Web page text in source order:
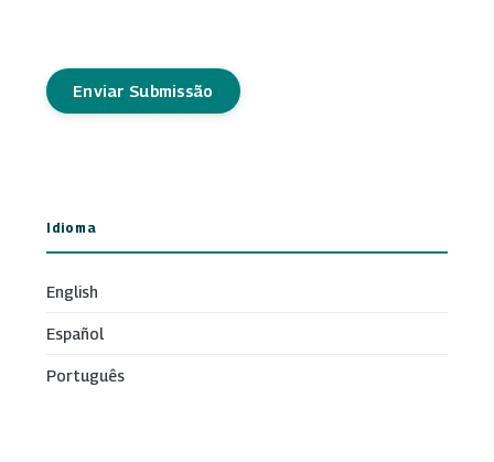
Enviar Submissão
Idioma
English
Español
Português